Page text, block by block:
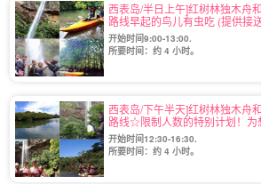
西表岛/半日上午]红树林独木舟
路线早起的鸟儿有虫吃 (提供接
(No.10)
开始时间9:00-13:00.
所要时间：约 4 小时。
西表岛/下午半天]红树林独木舟
路线☆限制人数的特别计划！为
人准备♪有接送服务（11号）
开始时间12:30-16:30.
所要时间：约 4 小时。